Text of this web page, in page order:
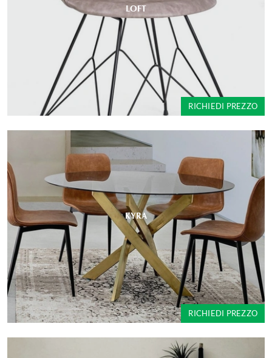
LOFT
RICHIEDI PREZZO
KYRA
RICHIEDI PREZZO